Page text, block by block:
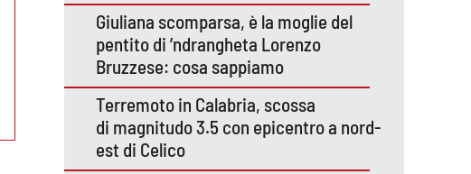
Giuliana scomparsa, è la moglie del
pentito di ’ndrangheta Lorenzo
Bruzzese: cosa sappiamo
Terremoto in Calabria, scossa
di magnitudo 3.5 con epicentro a nord-
est di Celico